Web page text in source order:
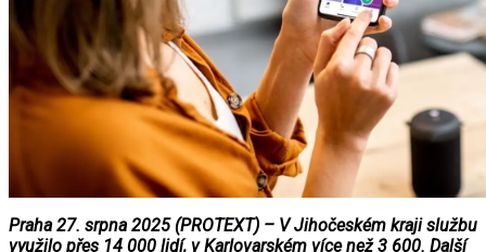
Praha 27. srpna 2025 (PROTEXT) – V Jihočeském kraji službu
využilo přes 14 000 lidí, v Karlovarském více než 3 600. Další